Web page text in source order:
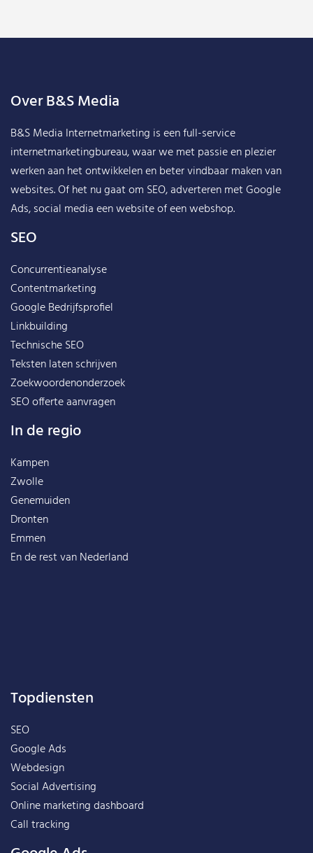
Over B&S Media
B&S Media Internetmarketing is een full-service
internetmarketingbureau, waar we met passie en plezier
werken aan het ontwikkelen en beter vindbaar maken van
websites. Of het nu gaat om SEO, adverteren met Google
Ads, social media een website of een webshop.
SEO
Concurrentieanalyse
Contentmarketing
Google Bedrijfsprofiel
Linkbuilding
Technische SEO
Teksten laten schrijven
Zoekwoordenonderzoek
SEO offerte aanvragen
In de regio
Kampen
Zwolle
Genemuiden
Dronten
Emmen
En de rest vanNederland
Topdiensten
SEO
Google Ads
Webdesign
Social Advertising
Online marketing dashboard
Call tracking